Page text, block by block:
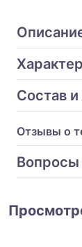
Состав
Отзывы о
Вопросы